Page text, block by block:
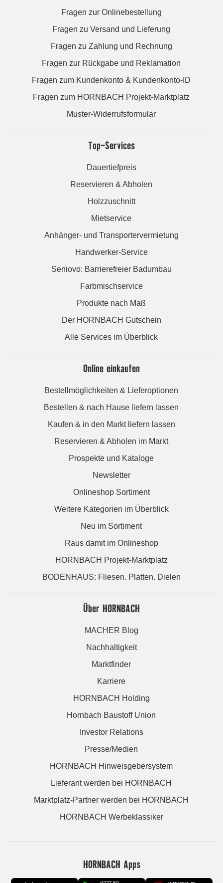
Fragen zur Onlinebestellung
Fragen zu Versand und Lieferung
Fragen zu Zahlung und Rechnung
Fragen zur Rückgabe und Reklamation
Fragen zum Kundenkonto & Kundenkonto-ID
Fragen zum HORNBACH Projekt-Marktplatz
Muster-Widerrufsformular
Top-Services
Dauertiefpreis
Reservieren & Abholen
Holzzuschnitt
Mietservice
Anhänger- und Transportervermietung
Handwerker-Service
Seniovo: Barrierefreier Badumbau
Farbmischservice
Produkte nach Maß
Der HORNBACH Gutschein
Alle Services im Überblick
Online einkaufen
Bestellmöglichkeiten & Lieferoptionen
Bestellen & nach Hause liefern lassen
Kaufen & in den Markt liefern lassen
Reservieren & Abholen im Markt
Prospekte und Kataloge
Newsletter
Onlineshop Sortiment
Weitere Kategorien im Überblick
Neu im Sortiment
Raus damit im Onlineshop
HORNBACH Projekt-Marktplatz
BODENHAUS: Fliesen. Platten. Dielen
Über HORNBACH
MACHER Blog
Nachhaltigkeit
Marktfinder
Karriere
HORNBACH Holding
Hornbach Baustoff Union
Investor Relations
Presse/Medien
HORNBACH Hinweisgebersystem
Lieferant werden bei HORNBACH
Marktplatz-Partner werden bei HORNBACH
HORNBACH Werbeklassiker
HORNBACH Apps